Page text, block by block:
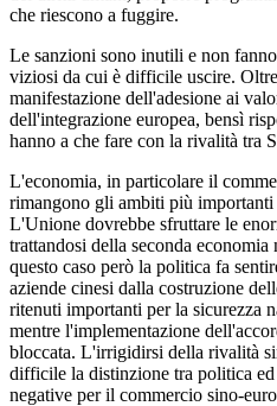
che riescono a fuggire.
Le sanzioni sono inutili e non
viziosi da cui è difficile uscire.
manifestazione dell'adesione ai
dell'integrazione europea, bensì
hanno a che fare con la rivalità tra
L'economia, in particolare il
rimangono gli ambiti più
L'Unione dovrebbe sfruttare le
trattandosi della seconda
questo caso però la politica fa
aziende cinesi dalla costruzione
ritenuti importanti per la sicurezza
mentre l'implementazione
bloccata. L'irrigidirsi della rivalità
difficile la distinzione tra politica
negative per il commercio sino-